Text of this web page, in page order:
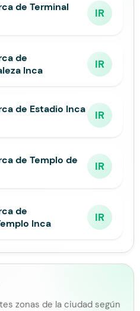
de Terminal
IR
de
Inca
IR
de Estadio Inca
IR
de Templo de
IR
de
Inca
IR
zonas de la ciudad según